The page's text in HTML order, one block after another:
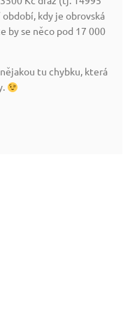
kdy je obrovská
by se něco pod 17 000
tu chybku, která